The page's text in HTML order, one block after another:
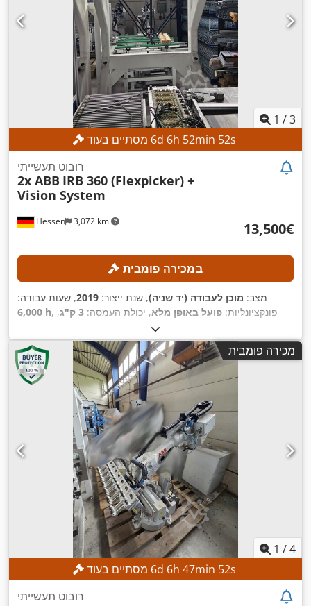
1 /3
6d 6h 52min 51s
Hessen 3,072 km
רובוט תעשייתי
2x ABB IRB 360 (Flexpicker) +
Vision System
‏13,500 ‏€
במכירה פומבית
מצב: מוכן לעבודה (יד שניה), שנת ייצור: 2019, שעות עבודה:
6,000 h
, פונקציונליות: פועל באופן מלא, יכולת העמסה: 3 ק"ג
,
מכירה פומבית
1 /4
6d 6h 47min 51s
רובוט תעשייתי